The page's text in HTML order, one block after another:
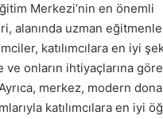
Merkezi’nin en önemli
alanında uzman
katılımcılara en iyi
onların ihtiyaçlarına
merkez, modern
katılımcılara en iyi